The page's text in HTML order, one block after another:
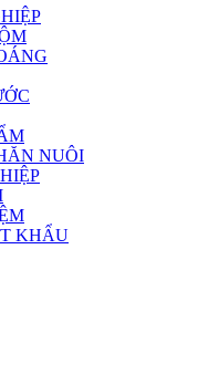
NUÔI
KHẨU